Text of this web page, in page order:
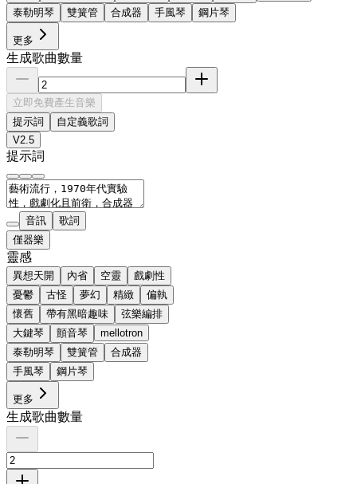
泰勒明琴
雙簧管 合成器 手風琴 鋼片琴
更多
生成歌曲數量
立即免費產生音樂
提示詞
自定義歌詞
V2.5
提示詞
音訊
歌詞
僅器樂
靈感
異想天開 內省 空靈
戲劇性
憂鬱
古怪 夢幻 精緻
偏執
懷舊
帶有黑暗趣味
弦樂編排
大鍵琴
顫音琴
mellotron
泰勒明琴
雙簧管
合成器
手風琴
鋼片琴
更多
生成歌曲數量